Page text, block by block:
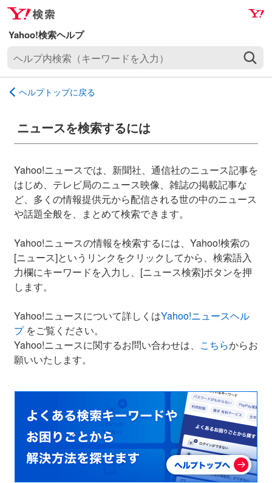
ナ
ビ
ゲ
ー
ョ
ン
キ
プ
メ
イ
ン
コ
テ
ン
ス
ッ
プ
プ
内
（
ー
ワ
ー
ド
入
力
）
ヘルプトップに戻る
ニュースを検索するには
Yahoo!ニュースでは、新聞社、通信社のニュース記事を
はじめ、テレビ局のニュース映像、雑誌の掲載記事な
ど、多くの情報提供元から配信される世の中のニュース
や話題全般を、まとめて検索できます。
Yahoo!ニュースの情報を検索するには、Yahoo!検索の
[ニュース]というリンクをクリックしてから、検索語入
力欄にキーワードを入力し、[ニュース検索]ボタンを押
します。
Yahoo!ニュースについて詳しくはYahoo!ニュースヘル
プをご覧ください。
Yahoo!ニュースに関するお問い合わせは、 こちらからお
願いいたします。